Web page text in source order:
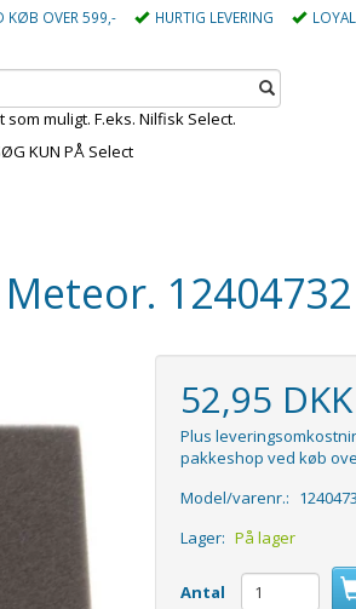
KØB OVER 599,- HURTIG LEVERING
som muligt. F.eks. Nilfisk Select.
KUN PÅ Select
12404732
52,95 DKK
Plus
pakkeshop ved køb
Model/varenr.:
Lager: På lager
Antal